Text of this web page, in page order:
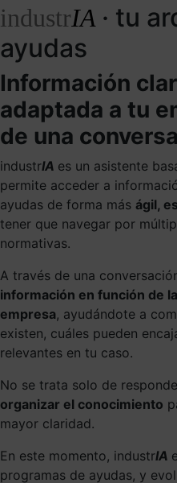
industrIA · tu
ayudas
Información
adaptada a tu
de una
industrIA es un asistente
permite acceder a
ayudas de forma más ágil,
tener que navegar por
normativas.
A través de una
información en función de
empresa, ayudándote a
existen, cuáles pueden
relevantes en tu caso.
No se trata solo de
organizar el conocimiento
mayor claridad.
En este momento, industrIA
programas de ayudas, y